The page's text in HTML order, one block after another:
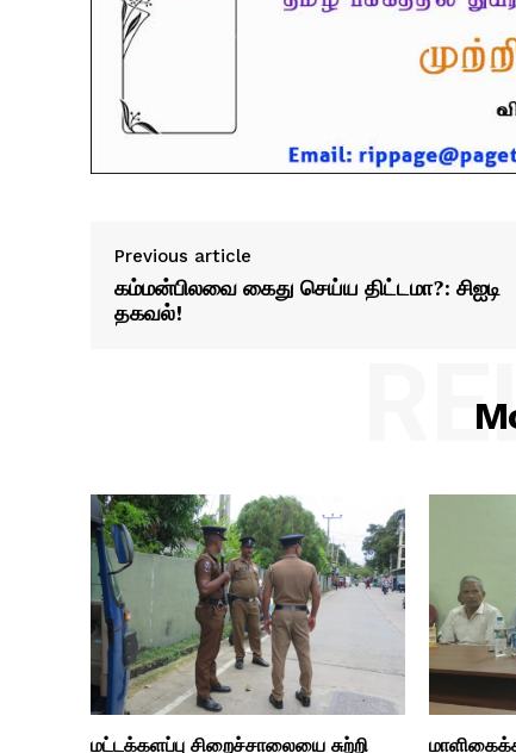
Previous article
கம்மன்பிலவை கைது செய்ய திட்டமா?: சிஐடி
தகவல்!
மட்டக்களப்பு சிறைச்சாலையை சுற்றி